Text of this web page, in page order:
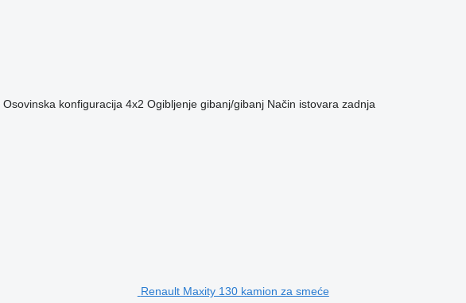
Osovinska konfiguracija 4x2 Ogibljenje gibanj/gibanj Način istovara zadnja
Renault Maxity 130 kamion za smeće